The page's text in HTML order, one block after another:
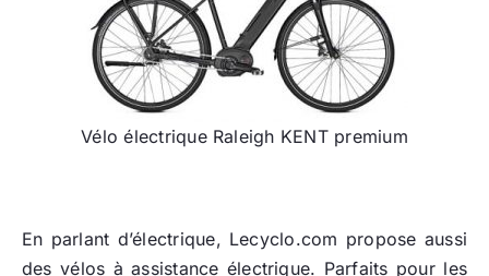
Vélo électrique Raleigh KENT premium
En parlant d’électrique, Lecyclo.com propose aussi
des vélos à assistance électrique. Parfaits pour les